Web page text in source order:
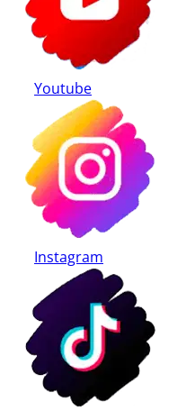
Youtube
Instagram